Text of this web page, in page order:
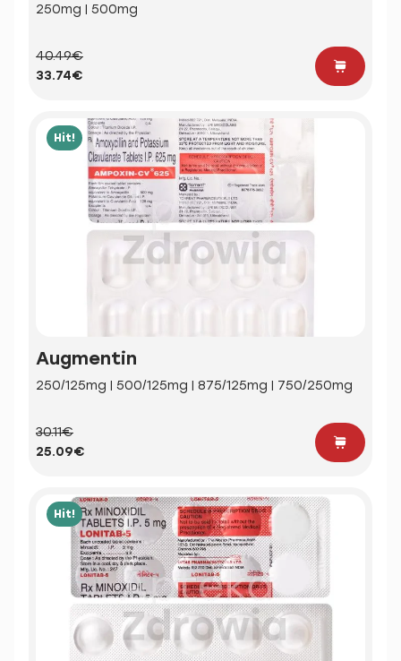
250mg | 500mg
40.49€
33.74€
Hit!
Augmentin
250/125mg | 500/125mg | 875/125mg | 750/250mg
30.11€
25.09€
Hit!